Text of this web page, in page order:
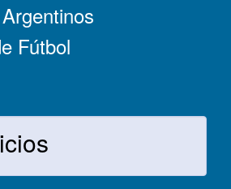
Fútbol